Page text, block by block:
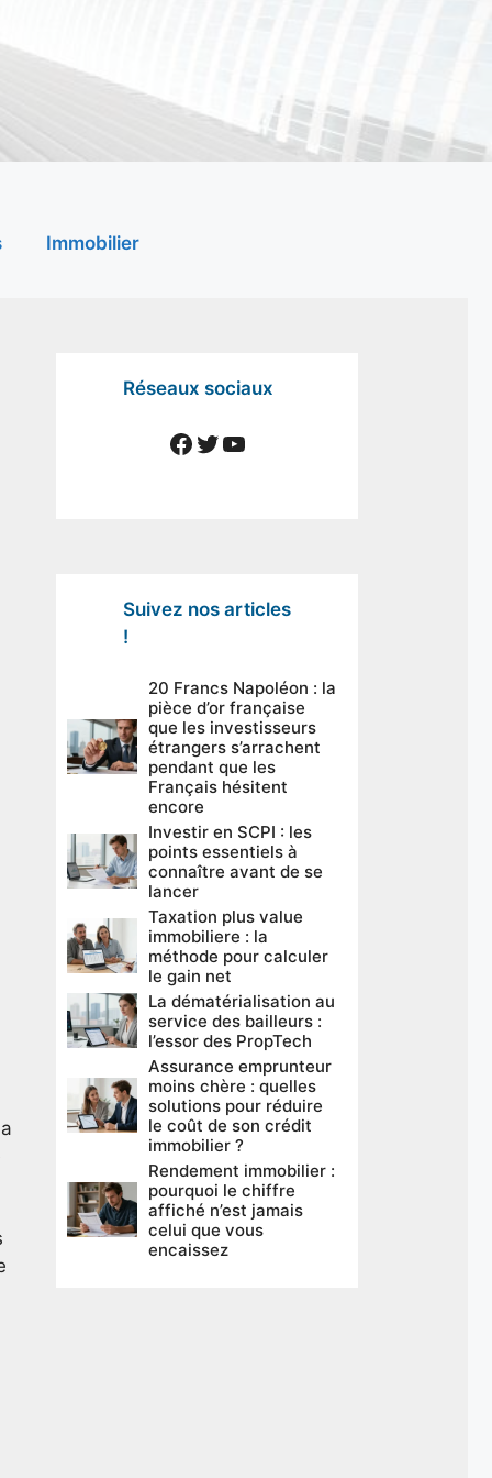
Immobilier
Réseaux sociaux
Facebook
Twitter
YouTube
Suivez nos articles
!
20 Francs Napoléon : la
pièce d’or française
que les investisseurs
étrangers s’arrachent
pendant que les
Français hésitent
encore
Investir en SCPI : les
points essentiels à
connaître avant de se
lancer
Taxation plus value
immobiliere : la
méthode pour calculer
le gain net
La dématérialisation au
service des bailleurs :
l’essor des PropTech
Assurance emprunteur
moins chère : quelles
solutions pour réduire
le coût de son crédit
immobilier ?
Rendement immobilier :
pourquoi le chiffre
affiché n’est jamais
celui que vous
encaissez